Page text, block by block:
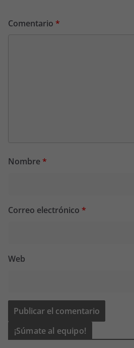
Comentario *
Nombre*
Correo electrónico *
Web
¡Súmate al equipo!